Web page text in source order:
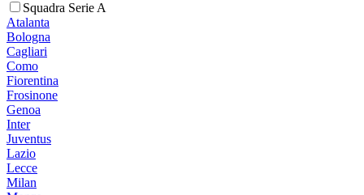
Squadra Serie A
Atalanta
Bologna
Cagliari
Como
Fiorentina
Frosinone
Genoa
Inter
Juventus
Lazio
Lecce
Milan